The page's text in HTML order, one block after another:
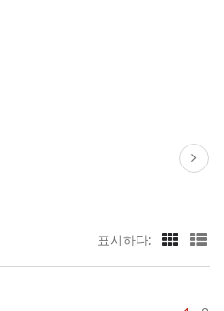
표시하다: